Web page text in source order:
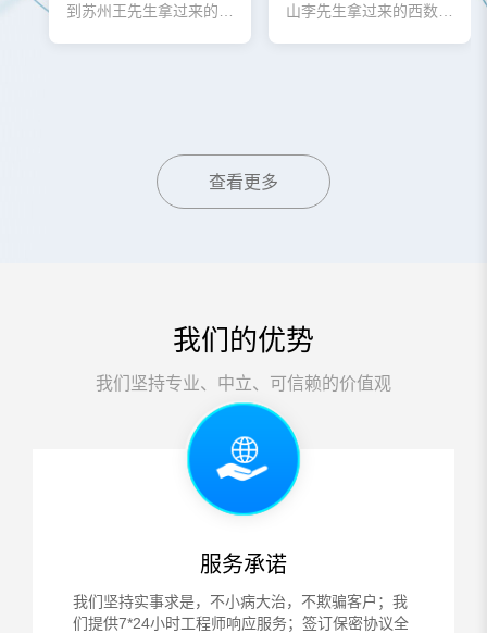
到苏州王先生拿过来的东
山李先生拿过来的西数
查看更多
我们的优势
我们坚持专业、中立、可信赖的价值观
服务承诺
我们坚持实事求是，不小病大治，不欺骗客户；我
们提供7*24小时工程师响应服务；签订保密协议全